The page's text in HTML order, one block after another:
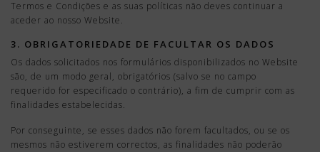
Termos e Condições e as suas políticas não deves continuar a
aceder ao nosso Website.
3. OBRIGATORIEDADE DE FACULTAR OS DADOS
Os dados solicitados nos formulários disponibilizados no Website
são, de um modo geral, obrigatórios (salvo se no campo
requerido for especificado o contrário), a fim de cumprir com as
finalidades estabelecidas.
Por conseguinte, se esses dados não forem facultados, ou se os
mesmos não estiverem correctos, as finalidades não poderão